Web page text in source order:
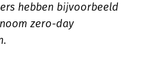
hebben bijvoorbeeld
zero-day
.